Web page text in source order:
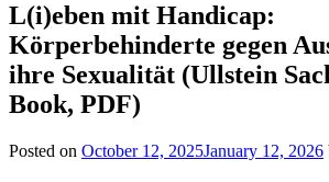
L(i)eben mit Handicap:
Körperbehinderte gegen
ihre Sexualität (Ullstein
Book, PDF)
Posted on October 12, 2025January 12, 2026